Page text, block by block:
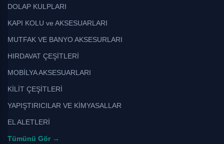
DOLAP KULPLARI
KAPI KOLU ve AKSESUARLARI
MUTFAK VE BANYO AKSESURLARI
HIRDAVAT ÇEŞİTLERİ
MOBİLYA AKSESUARLARI
KİLİT ÇEŞİTLERİ
YAPIŞTIRICILAR VE KİMYASALLAR
EL ALETLERİ
Tümünü Gör →